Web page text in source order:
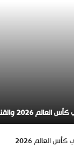
والقنوات الناقلة
موعد مباراة البرتغال والكونغو في كأس العالم 2026